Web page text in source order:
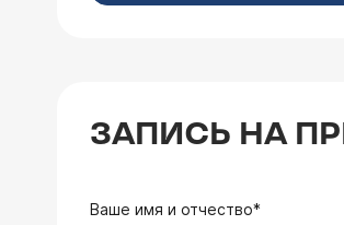
ЗАПИСЬ НА
Ваше имя и отчество*